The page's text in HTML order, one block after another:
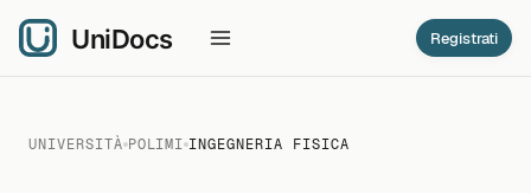
Registrati
UNIVERSITÀ POLIMI INGEGNERIA FISICA